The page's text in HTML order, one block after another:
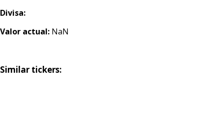
Divisa:
Valor actual: NaN
Similar tickers: